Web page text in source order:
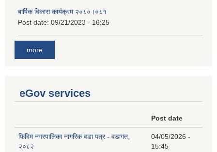
बार्षिक विकास कार्यक्रम २०८०।०८१
Post date: 09/21/2023 - 16:25
more
eGov services
Post date
फिदिम नगरपालिका नागरिक वडा पत्र - वडागत,
२०८२
04/05/2026 -
15:45